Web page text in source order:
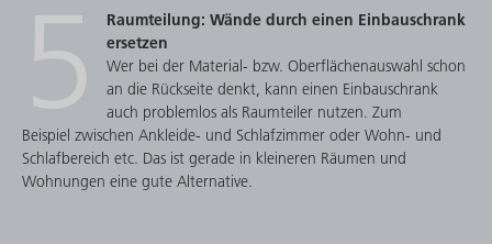
5
Raumteilung: Wände durch einen Einbauschrank
ersetzen
Wer bei der Material- bzw. Oberflächenauswahl schon
an die Rückseite denkt, kann einen Einbauschrank
auch problemlos als Raumteiler nutzen. Zum
Beispiel zwischen Ankleide- und Schlafzimmer oder Wohn- und
Schlafbereich etc. Das ist gerade in kleineren Räumen und
Wohnungen eine gute Alternative.